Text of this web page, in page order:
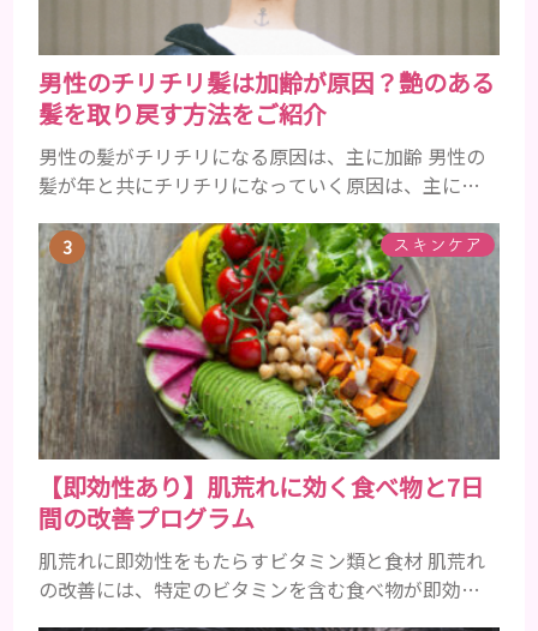
男性のチリチリ髪は加齢が原因？艶のある
髪を取り戻す方法をご紹介
男性の髪がチリチリになる原因は、主に加齢 男性の
髪が年と共にチリチリになっていく原因は、主に加
にツヤがあった男性も、いつのまにか髪がチリチリ
でペタンとするようになったと感じる人もいるでし
ょう。特に大人の男性としての魅力が出てくる40代
以降の男性に悩んでいる人が多い傾向があります。
髪が生え変わるサイクルは、年齢と共に乱れていき
ます。髪が太くならないま...
スキンケア
【即効性あり】肌荒れに効く食べ物と7日
間の改善プログラム
肌荒れに即効性をもたらすビタミン類と食材 肌荒れ
の改善には、特定のビタミンを含む食べ物が即効性